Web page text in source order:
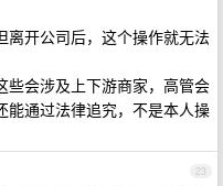
离开公司后，这个操作就无法
些会涉及上下游商家，高管会
能通过法律追究，不是本人操
23